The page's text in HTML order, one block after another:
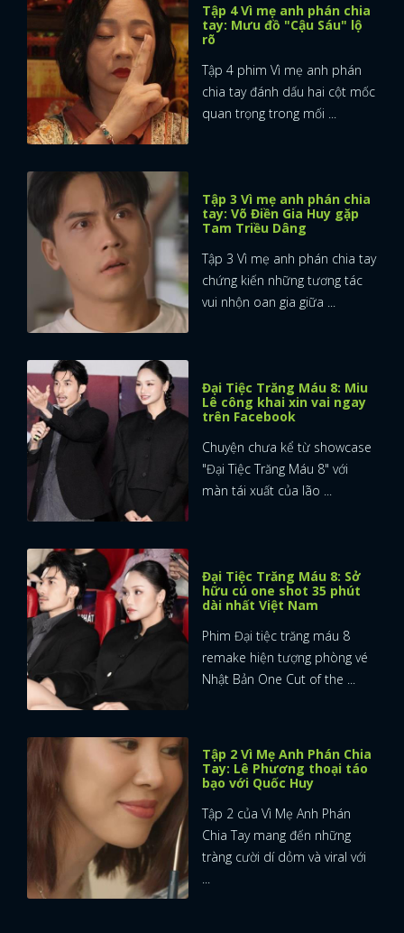
Tập 4 Vì mẹ anh phán chia
tay: Mưu đồ "Cậu Sáu" lộ
rõ
Tập 4 phim Vì mẹ anh phán
chia tay đánh dấu hai cột mốc
quan trọng trong mối ...
Tập 3 Vì mẹ anh phán chia
tay: Võ Điền Gia Huy gặp
Tam Triều Dâng
Tập 3 Vì mẹ anh phán chia tay
chứng kiến những tương tác
vui nhộn oan gia giữa ...
Đại Tiệc Trăng Máu 8: Miu
Lê công khai xin vai ngay
trên Facebook
Chuyện chưa kể từ showcase
"Đại Tiệc Trăng Máu 8" với
màn tái xuất của lão ...
Đại Tiệc Trăng Máu 8: Sở
hữu cú one shot 35 phút
dài nhất Việt Nam
Phim Đại tiệc trăng máu 8
remake hiện tượng phòng vé
Nhật Bản One Cut of the ...
Tập 2 Vì Mẹ Anh Phán Chia
Tay: Lê Phương thoại táo
bạo với Quốc Huy
Tập 2 của Vì Mẹ Anh Phán
Chia Tay mang đến những
tràng cười dí dỏm và viral với